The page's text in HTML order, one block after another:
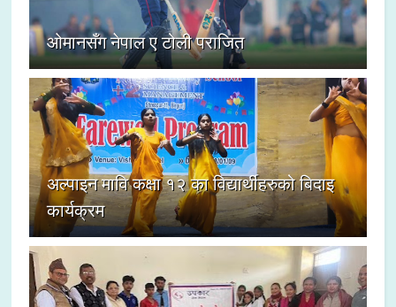
ओमानसँग नेपाल ए टोली पराजित
अल्पाइन मावि कक्षा १२ का विद्यार्थीहरुको बिदाइ
कार्यक्रम